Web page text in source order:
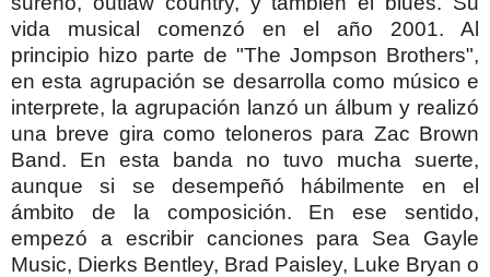
vida musical comenzó en el año 2001. Al
principio hizo parte de "The Jompson Brothers",
en esta agrupación se desarrolla como músico e
interprete, la agrupación lanzó un álbum y realizó
una breve gira como teloneros para Zac Brown
Band. En esta banda no tuvo mucha suerte,
aunque si se desempeñó hábilmente en el
ámbito de la composición. En ese sentido,
empezó a escribir canciones para Sea Gayle
Music, Dierks Bentley, Brad Paisley, Luke Bryan o